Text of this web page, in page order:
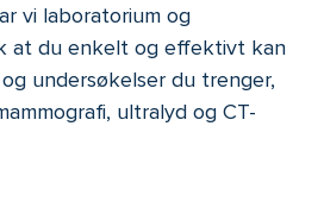
vi laboratorium og
at du enkelt og effektivt kan
undersøkelser du trenger,
ultralyd og CT-